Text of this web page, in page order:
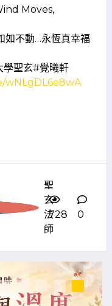
Moves,
如不動…永恆真幸福
學聖玄#覺曦軒
wNLgDL6e8wA
聖
玄
法
師
728 0